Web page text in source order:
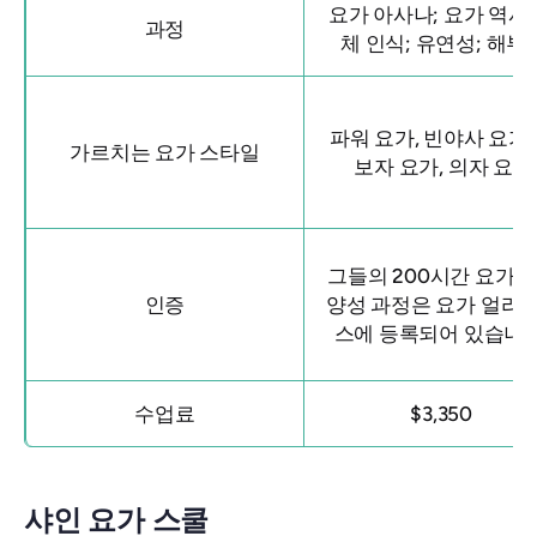
과정
요가 아사나; 요가 역사
체 인식; 유연성; 해부
가르치는 요가 스타일
파워 요가, 빈야사 요가,
보자 요가, 의자 요가
인증
그들의 200시간 요가
양성 과정은 요가 얼라
스에 등록되어 있습니
수업료 $3,350
샤인 요가 스쿨